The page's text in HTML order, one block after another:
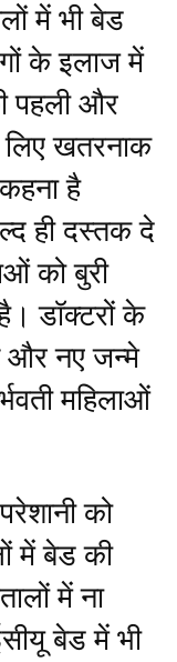
में भी बेड
के इलाज में
पहली और
खतरनाक
है
ही दस्तक दे
को बुरी
डॉक्टरों के
और नए जन्मे
महिलाओं
को
में बेड की
में ना
बेड में भी